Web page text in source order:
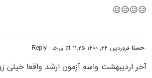
😥😥😥😥
حسنافروردین ۲۴, ۱۴۰۰ at ۱۱:۲۵ ق٫ظ - Reply
آخر اردیبهشت واسه آزمون ارشد واقعا